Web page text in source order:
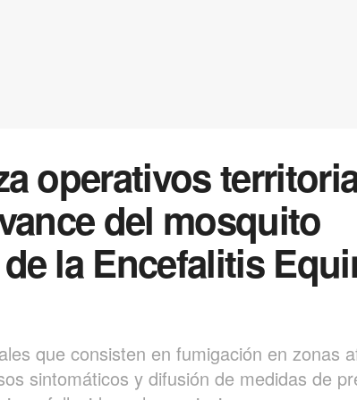
operativos
del mosquito
la Encefalitis
que consisten en fumigación en zonas
sintomáticos y difusión de medidas de